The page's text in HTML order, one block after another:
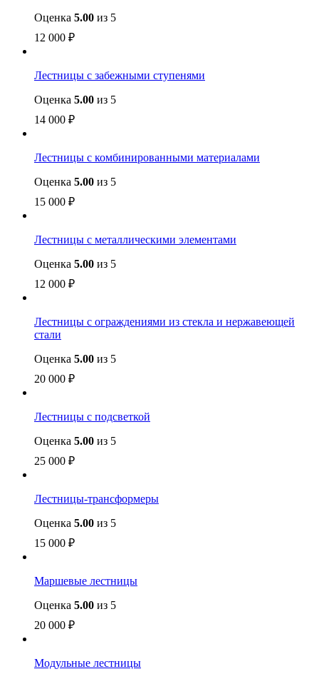
Оценка 5.00 из 5
12 000 ₽
Лестницы с забежными ступенями
Оценка 5.00 из 5
14 000 ₽
Лестницы с комбинированными материалами
Оценка 5.00 из 5
15 000 ₽
Лестницы с металлическими элементами
Оценка 5.00 из 5
12 000 ₽
Лестницы с ограждениями из стекла и нержавеющей
стали
Оценка 5.00 из 5
20 000 ₽
Лестницы с подсветкой
Оценка 5.00 из 5
25 000 ₽
Лестницы-трансформеры
Оценка 5.00 из 5
15 000 ₽
Маршевые лестницы
Оценка 5.00 из 5
20 000 ₽
Модульные лестницы